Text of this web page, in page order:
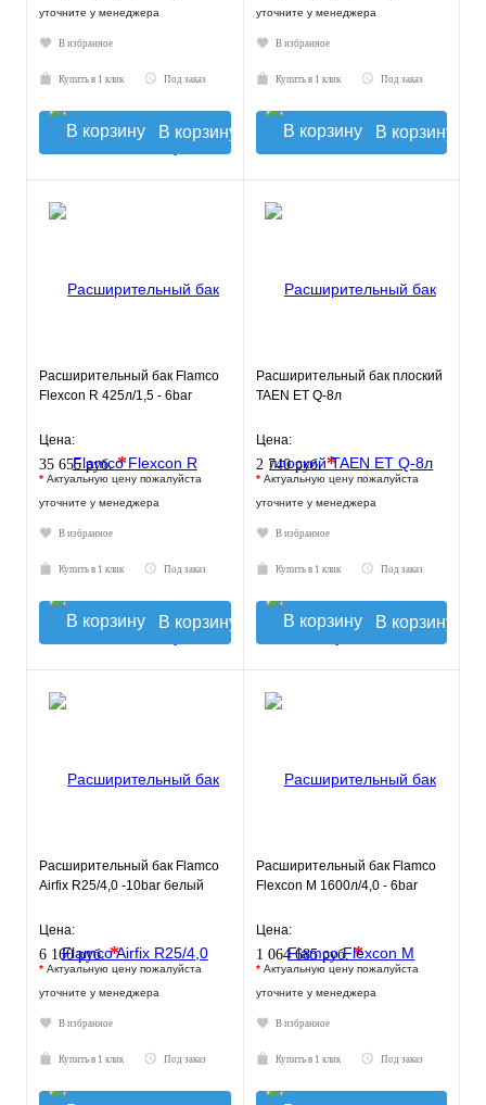
уточните у менеджера
В избранное
Купить в 1 клик Под заказ
В корзину
уточните у менеджера
В избранное
Купить в 1 клик Под заказ
В корзину
Расширительный бак Flamco
Flexcon R 425л/1,5 - 6bar
Цена:
35 655 руб.*
* Актуальную цену пожалуйста
уточните у менеджера
В избранное
Купить в 1 клик Под заказ
В корзину
Расширительный бак плоский
TAEN ET Q-8л
Цена:
2 740 руб.*
* Актуальную цену пожалуйста
уточните у менеджера
В избранное
Купить в 1 клик Под заказ
В корзину
Расширительный бак Flamco
Airfix R25/4,0 -10bar белый
Цена:
6 160 руб.*
* Актуальную цену пожалуйста
уточните у менеджера
В избранное
Купить в 1 клик Под заказ
Расширительный бак Flamco
Flexcon M 1600л/4,0 - 6bar
Цена:
1 064 685 руб.*
* Актуальную цену пожалуйста
уточните у менеджера
В избранное
Купить в 1 клик Под заказ